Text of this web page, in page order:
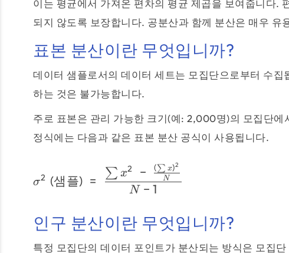
이는 평균에서 가져온 편차의 평균 제곱을 보여줍니다.
되지 않도록 보장합니다. 공분산과 함께 분산은 매우
표본 분산이란 무엇입니까?
데이터 샘플로서의 데이터 세트는 모집단으로부터 수
하는 것은 불가능합니다.
주로 표본은 관리 가능한 크기(예: 2,000명)의 모집단
정식에는 다음과 같은 표본 분산 공식이 사용됩니다.
σ2 (샘플) =
N − 1
∑ x2 − N
(∑ x)2
인구 분산이란 무엇입니까?
특정 모집단의 데이터 포인트가 분산되는 방식은 모집